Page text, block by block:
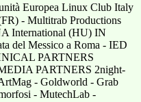
Europea Linux Club Italy
- Multitrab Productions
International (HU) IN
del Messico a Roma - IED
PARTNERS
PARTNERS 2night-
- Goldworld - Grab
- MutechLab -